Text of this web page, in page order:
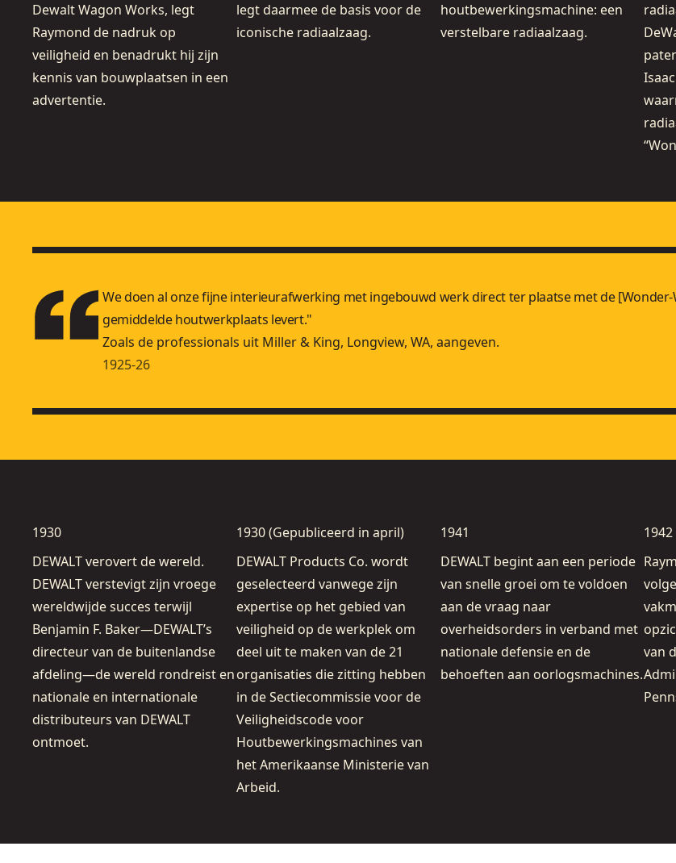
Dewalt Wagon Works, legt
Raymond de nadruk op
veiligheid en benadrukt hij zijn
kennis van bouwplaatsen in een
advertentie.
legt daarmee de basis voor de
iconische radiaalzaag.
houtbewerkingsmachine: een
verstelbare radiaalzaag.
We doen al onze fijne interieurafwerking met ingebouwd werk direct ter plaatse met de
gemiddelde houtwerkplaats levert."
Zoals de professionals uit Miller & King, Longview, WA, aangeven.
1925-26
1930
DEWALT verovert de wereld.
DEWALT verstevigt zijn vroege
wereldwijde succes terwijl
Benjamin F. Baker—DEWALT’s
directeur van de buitenlandse
afdeling—de wereld rondreist en
nationale en internationale
distributeurs van DEWALT
ontmoet.
1930 (Gepubliceerd in april)
DEWALT Products Co. wordt
geselecteerd vanwege zijn
expertise op het gebied van
veiligheid op de werkplek om
deel uit te maken van de 21
organisaties die zitting hebben
in de Sectiecommissie voor de
Veiligheidscode voor
Houtbewerkingsmachines van
het Amerikaanse Ministerie van
Arbeid.
1941
DEWALT begint aan een periode
van snelle groei om te voldoen
aan de vraag naar
overheidsorders in verband met
nationale defensie en de
behoeften aan oorlogsmachines.
1942
van